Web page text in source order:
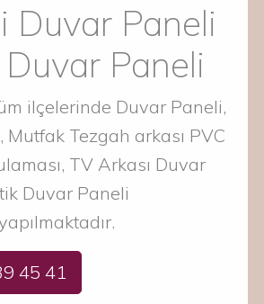
Duvar Paneli
Paneli
ilçelerinde Duvar Paneli,
Mutfak Tezgah arkası PVC
TV Arkası Duvar
Duvar Paneli
45 41